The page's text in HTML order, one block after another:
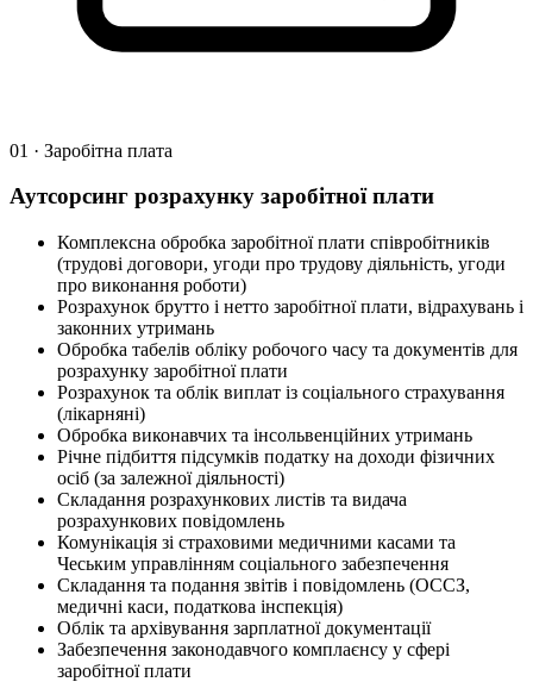
01 · Заробітна плата
Аутсорсинг розрахунку заробітної плати
Комплексна обробка заробітної плати співробітників
(трудові договори, угоди про трудову діяльність, угоди
про виконання роботи)
Розрахунок брутто і нетто заробітної плати, відрахувань і
законних утримань
Обробка табелів обліку робочого часу та документів для
розрахунку заробітної плати
Розрахунок та облік виплат із соціального страхування
(лікарняні)
Обробка виконавчих та інсольвенційних утримань
Річне підбиття підсумків податку на доходи фізичних
осіб (за залежної діяльності)
Складання розрахункових листів та видача
розрахункових повідомлень
Комунікація зі страховими медичними касами та
Чеським управлінням соціального забезпечення
Складання та подання звітів і повідомлень (ОССЗ,
медичні каси, податкова інспекція)
Облік та архівування зарплатної документації
Забезпечення законодавчого комплаєнсу у сфері
заробітної плати